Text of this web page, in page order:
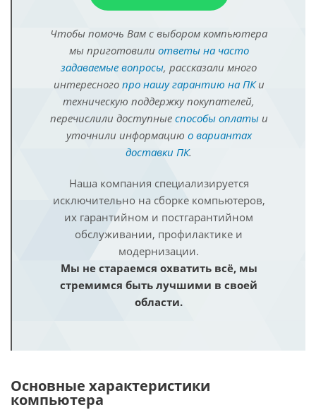
Чтобы помочь Вам с выбором компьютера
мы приготовили ответы на часто
задаваемые вопросы, рассказали много
интересного про нашу гарантию на ПКи
техническую поддержку покупателей,
перечислили доступные способы оплатыи
уточнили информацию о вариантах
доставки ПК.
Наша компания специализируется
исключительно на сборке компьютеров,
их гарантийном и постгарантийном
обслуживании, профилактике и
модернизации.
Мы не стараемся охватить всё, мы
стремимся быть лучшими в своей
области.
Основные характеристики
компьютера